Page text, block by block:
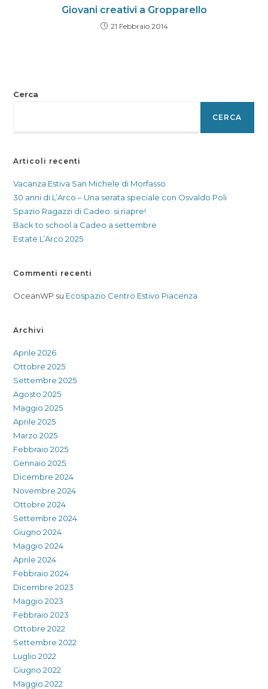
Giovani creativi a Gropparello
21 Febbraio 2014
Cerca
CERCA
Articoli recenti
Vacanza Estiva San Michele di Morfasso
30 anni di L’Arco – Una serata speciale con Osvaldo Poli
Spazio Ragazzi di Cadeo: si riapre!
Back to school a Cadeo a settembre
Estate L’Arco 2025
Commenti recenti
OceanWP su Ecospazio Centro Estivo Piacenza
Archivi
Aprile 2026
Ottobre 2025
Settembre 2025
Agosto 2025
Maggio 2025
Aprile 2025
Marzo 2025
Febbraio 2025
Gennaio 2025
Dicembre 2024
Novembre 2024
Ottobre 2024
Settembre 2024
Giugno 2024
Maggio 2024
Aprile 2024
Febbraio 2024
Dicembre 2023
Maggio 2023
Febbraio 2023
Ottobre 2022
Settembre 2022
Luglio 2022
Giugno 2022
Maggio 2022